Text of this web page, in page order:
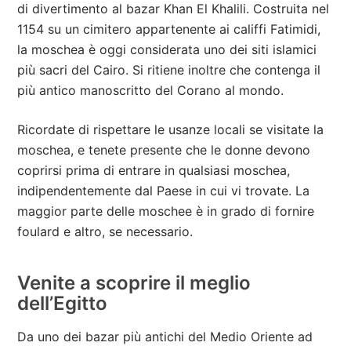
di divertimento al bazar Khan El Khalili. Costruita nel
1154 su un cimitero appartenente ai califfi Fatimidi,
la moschea è oggi considerata uno dei siti islamici
più sacri del Cairo. Si ritiene inoltre che contenga il
più antico manoscritto del Corano al mondo.
Ricordate di rispettare le usanze locali se visitate la
moschea, e tenete presente che le donne devono
coprirsi prima di entrare in qualsiasi moschea,
indipendentemente dal Paese in cui vi trovate. La
maggior parte delle moschee è in grado di fornire
foulard e altro, se necessario.
Venite a scoprire il meglio
dell’Egitto
Da uno dei bazar più antichi del Medio Oriente ad